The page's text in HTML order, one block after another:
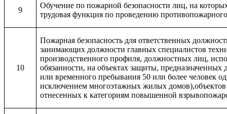
9
Обучение по пожарной безопасности лиц, на
трудовая функция по проведению
10
Пожарная безопасность для ответственных
занимающих должности главных специалистов
производственного профиля, должностных лиц,
обязанности, на объектах защиты, предназначенных
или временного пребывания 50 или более человек
исключением многоэтажных жилых
отнесенных к категориям повышенной